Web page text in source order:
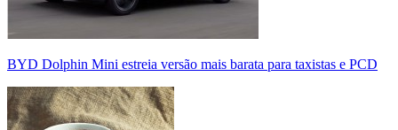
BYD Dolphin Mini estreia versão mais barata para taxistas e PCD